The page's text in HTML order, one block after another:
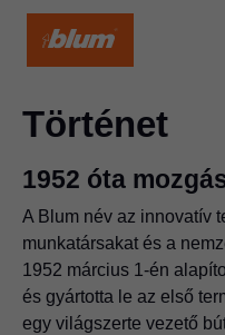
Történet
1952 óta
A Blum név az innovatív
munkatársakat és a
1952 március 1-én
és gyártotta le az első
egy világszerte vezető